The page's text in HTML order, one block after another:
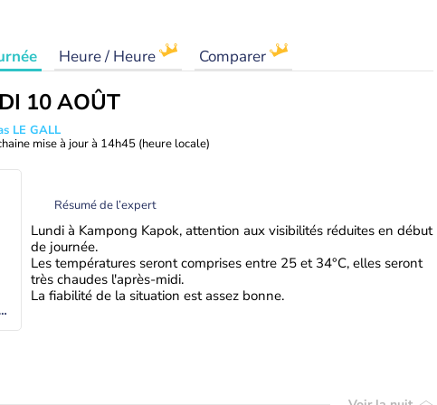
Heure / Heure Comparer
10 AOÛT
LE GALL
mise à jour à 14h45 (heure locale)
à l'étranger
Résumé de l’expert
Lundi à Kampong Kapok, attention aux visibilités réduites en début
de journée.
Les températures seront comprises entre 25 et 34°C, elles seront
très chaudes l'après-midi.
La fiabilité de la situation est assez bonne.